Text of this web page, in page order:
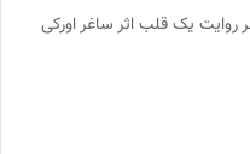
روایت یک قلب اثر ساغر اورکی